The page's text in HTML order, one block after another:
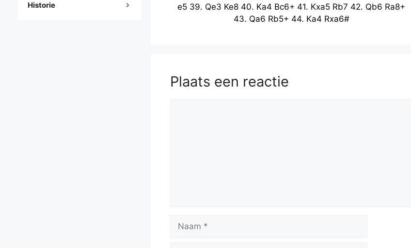
e5 39. Qe3 Ke8 40. Ka4 Bc6+ 41. Kxa5 Rb7 42. Qb6 Ra8+
43. Qa6 Rb5+ 44. Ka4 Rxa6#
Plaats een reactie
Historie